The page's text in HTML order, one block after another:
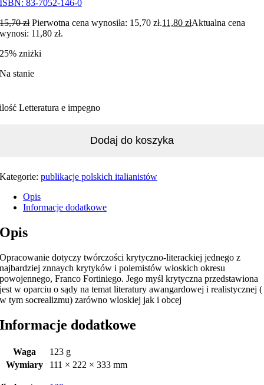
ISBN:83-7052-146-0
15,70zł Pierwotna cena wynosiła: 15,70 zł.11,80złAktualna cena
wynosi: 11,80 zł.
25% zniżki
Na stanie
ilość Letteratura e impegno
Dodaj do koszyka
Kategorie:publikacje polskich italianistów
Opis
Informacje dodatkowe
Opis
Opracowanie dotyczy twórczości krytyczno-literackiej jednego z
najbardziej znnaych krytyków i polemistów włoskich okresu
powojennego, Franco Fortiniego. Jego myśl krytyczna przedstawiona
jest w oparciu o sądy na temat literatury awangardowej i realistycznej (
w tym socrealizmu) zarówno wloskiej jak i obcej
Informacje dodatkowe
Waga
123 g
Wymiary
111 × 222 × 333 mm